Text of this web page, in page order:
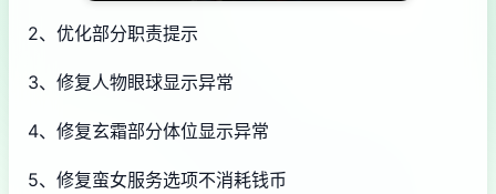
2、优化部分职责提示
3、修复人物眼球显示异常
4、修复玄霜部分体位显示异常
5、修复蛮女服务选项不消耗钱币